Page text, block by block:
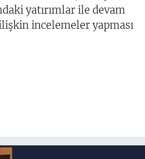
yatırımlar ile devam
incelemeler yapması